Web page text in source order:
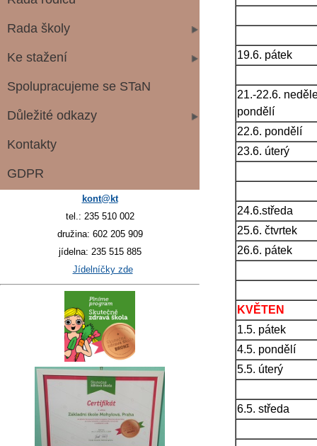
Rada školy
Ke stažení
Spolupracujeme se STaN
Důležité odkazy
Kontakty
GDPR
kont@kt
tel.: 235 510 002
družina: 602 205 909
jídelna: 235 515 885
Jídelníčky zde
19.6. pátek
21.-22.6.
pondělí
22.6. pondělí
23.6. úterý
24.6.středa
25.6. čtvrtek
26.6. pátek
KVĚTEN
1.5. pátek
4.5. pondělí
5.5. úterý
6.5. středa